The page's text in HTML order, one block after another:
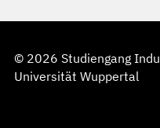
© 2026 Studiengang
Universität Wuppertal